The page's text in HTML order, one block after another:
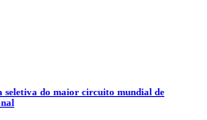
seletiva do maior circuito mundial de